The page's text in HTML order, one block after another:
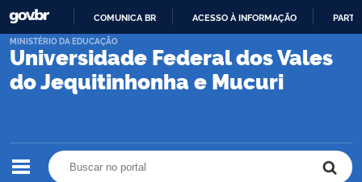
PARA
CONTEÚDO
COMUNICA BR ACESSO À INFORMAÇÃO
Universidade Federal dos Vales
do Jequitinhonha e Mucuri
MINISTÉRIO DA EDUCAÇÃO